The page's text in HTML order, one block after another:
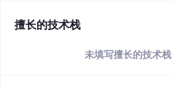
擅长的技术栈
未填写擅长的技术栈